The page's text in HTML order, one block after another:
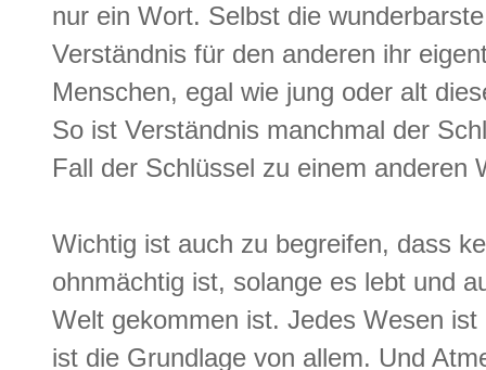
nur ein Wort. Selbst die
Verständnis für den anderen ihr
Menschen, egal wie jung oder alt
So ist Verständnis manchmal der
Fall der Schlüssel zu einem anderen
Wichtig ist auch zu begreifen, dass
ohnmächtig ist, solange es lebt und
Welt gekommen ist. Jedes Wesen
ist die Grundlage von allem. Und